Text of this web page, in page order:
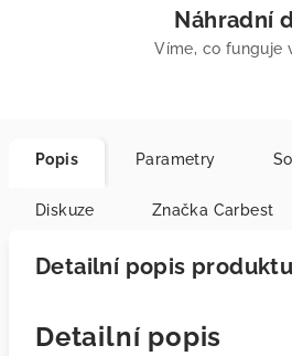
Náhradní
Víme, co funguje
Popis Parametry
Diskuze Značka Carbest
Detailní popis produktu
Detailní popis